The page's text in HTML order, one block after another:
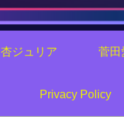
杏ジュリア 菅田
Privacy Policy